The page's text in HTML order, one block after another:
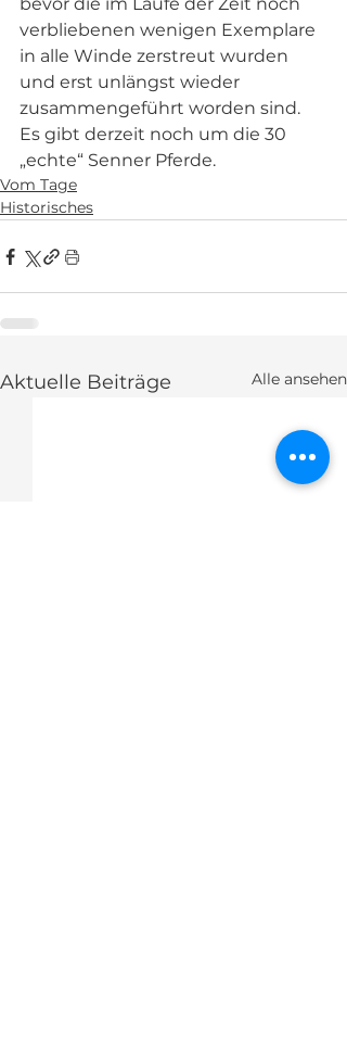
verbliebenen wenigen Exemplare
in alle Winde zerstreut wurden
und erst unlängst wieder
zusammengeführt worden sind.
Es gibt derzeit noch um die 30
„echte“ Senner Pferde.
Vom Tage
Historisches
Aktuelle Beiträge Alle ansehen